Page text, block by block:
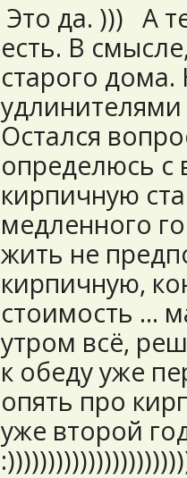
Это да. ))) А
есть. В
старого
Остался
определюсь
кирпичную
медленного
жить не
кирпичную,
стоимость ...
утром всё,
к обеду уже
опять про
уже второй